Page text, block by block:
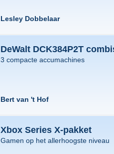
Lesley Dobbelaar
DeWalt DCK384P2T
3 compacte accumachines
Bert van 't Hof
Xbox Series X-pakket
Gamen op het allerhoogste niveau